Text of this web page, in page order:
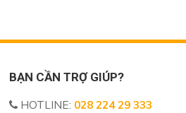
BẠN CẦN TRỢ GIÚP?
HOTLINE: 028 224 29 333